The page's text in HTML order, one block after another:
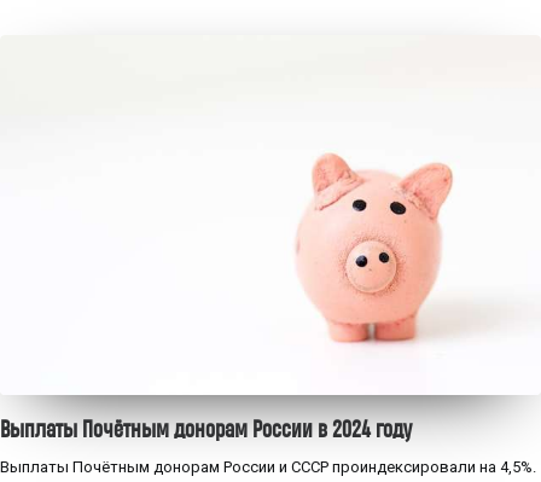
Выплаты Почётным донорам России в 2024 году
Выплаты Почётным донорам России и СССР проиндексировали на 4,5%.